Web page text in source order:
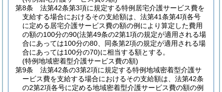
第8条
法第42条第3項に規定する特例居宅介護サービス費を
支給する場合におけるその支給額は、法第41条第4項各号
に定める居宅介護サービス費の額の例により算定した費用
の額の100分の90(法第49条の2第1項の規定が適用される場
合にあっては100分の80、同条第2項の規定が適用される場
合にあっては100分の70)に相当する額とする。
(特例地域密着型介護サービス費の額)
第9条
法第42条の3第2項に規定する特例地域密着型介護サ
ービス費を支給する場合におけるその支給額は、法第42条
の2第2項各号に定める地域密着型介護サービス費の額の例